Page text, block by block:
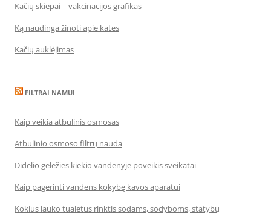
Kačių skiepai – vakcinacijos grafikas
Ką naudinga žinoti apie kates
Kačių auklėjimas
FILTRAI NAMUI
Kaip veikia atbulinis osmosas
Atbulinio osmoso filtrų nauda
Didelio geležies kiekio vandenyje poveikis sveikatai
Kaip pagerinti vandens kokybę kavos aparatui
Kokius lauko tualetus rinktis sodams, sodyboms, statybų